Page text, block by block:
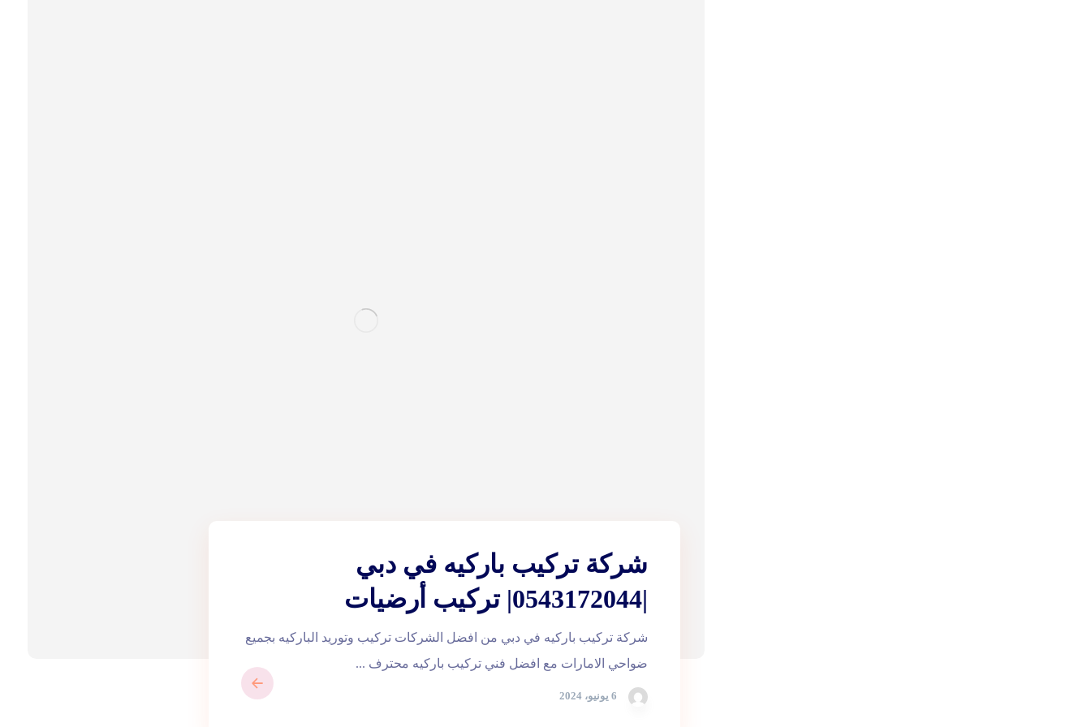
شركة تركيب باركيه في دبي
|0543172044| تركيب أرضيات
6 يونيو، 2024
شركة تركيب باركيه في دبي من افضل الشركات تركيب وتوريد الباركيه بجميع
ضواحي الامارات مع افضل فني تركيب باركيه محترف ...